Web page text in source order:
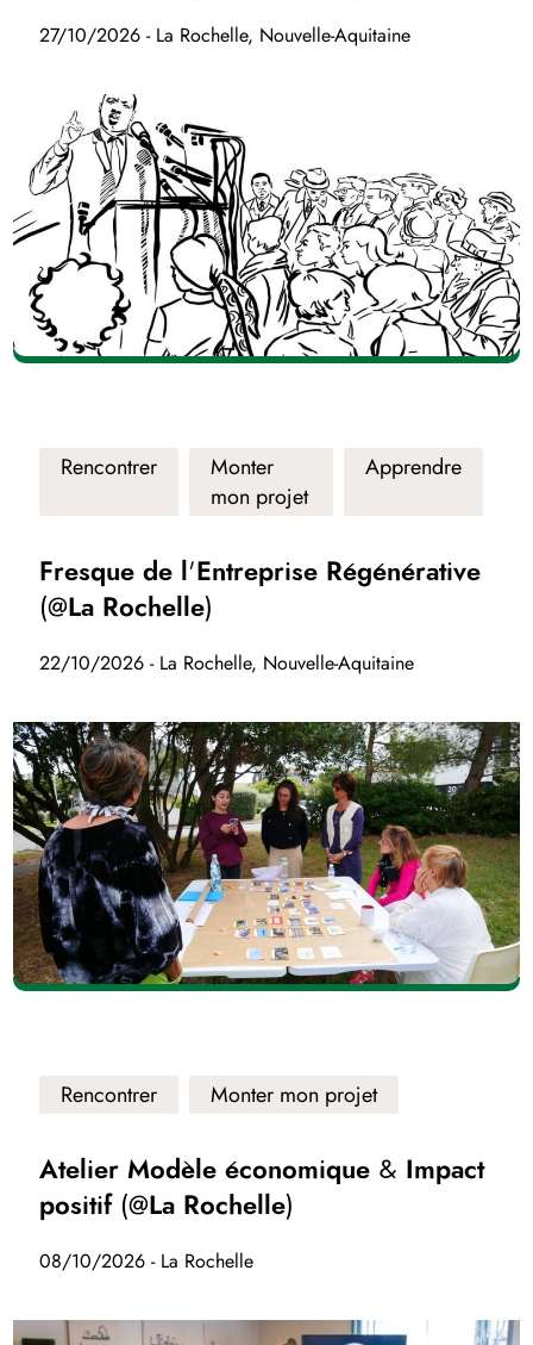
27/10/2026 - La Rochelle, Nouvelle-Aquitaine
Rencontrer
Monter
mon projet
Apprendre
Fresque de l'Entreprise Régénérative
(@La Rochelle)
22/10/2026 - La Rochelle, Nouvelle-Aquitaine
Rencontrer Monter mon projet
Atelier Modèle économique & Impact
positif (@La Rochelle)
08/10/2026 - La Rochelle